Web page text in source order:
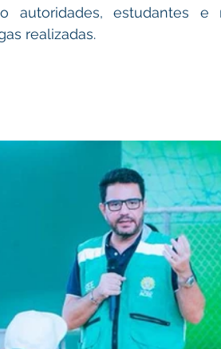
autoridades, estudantes
realizadas.